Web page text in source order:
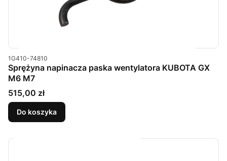
Kod produktu
1G410-74810
Sprężyna napinacza paska wentylatora KUBOTA GX
M6 M7
Cena
515,00 zł
Do koszyka